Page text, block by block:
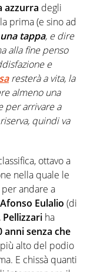
azzurra degli
prima (e sino ad
tappa, e dire
alla fine penso
e
resterà a vita, la
almeno una
per arrivare a
quindi va
ottavo a
nella quale le
andare a
Afonso Eulalio (di
Pellizzari ha
anni senza che
alto del podio
E chissà quanti